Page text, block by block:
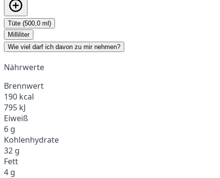
Tüte (500,0 ml)
Milliliter
Wie viel darf ich davon zu mir nehmen?
Nährwerte
Brennwert
190 kcal
795 kJ
Eiweiß
6 g
Kohlenhydrate
32 g
Fett
4 g